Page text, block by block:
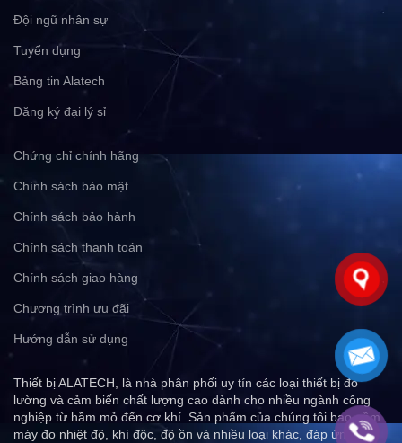
Đội ngũ nhân sự
Tuyển dụng
Bảng tin Alatech
Đăng ký đại lý sỉ
Chứng chỉ chính hãng
Chính sách bảo mật
Chính sách bảo hành
Chính sách thanh toán
Chính sách giao hàng
Chương trình ưu đãi
Hướng dẫn sử dụng
Thiết bị ALATECH, là nhà phân phối uy tín các loại thiết bị đo
lường và cảm biến chất lượng cao dành cho nhiều ngành công
nghiệp từ hầm mỏ đến cơ khí. Sản phẩm của chúng tôi bao gồm
máy đo nhiệt độ, khí độc, độ ồn và nhiều loại khác, đáp ứng mọi